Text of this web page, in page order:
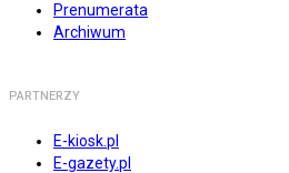
Prenumerata
Archiwum
PARTNERZY
E-kiosk.pl
E-gazety.pl